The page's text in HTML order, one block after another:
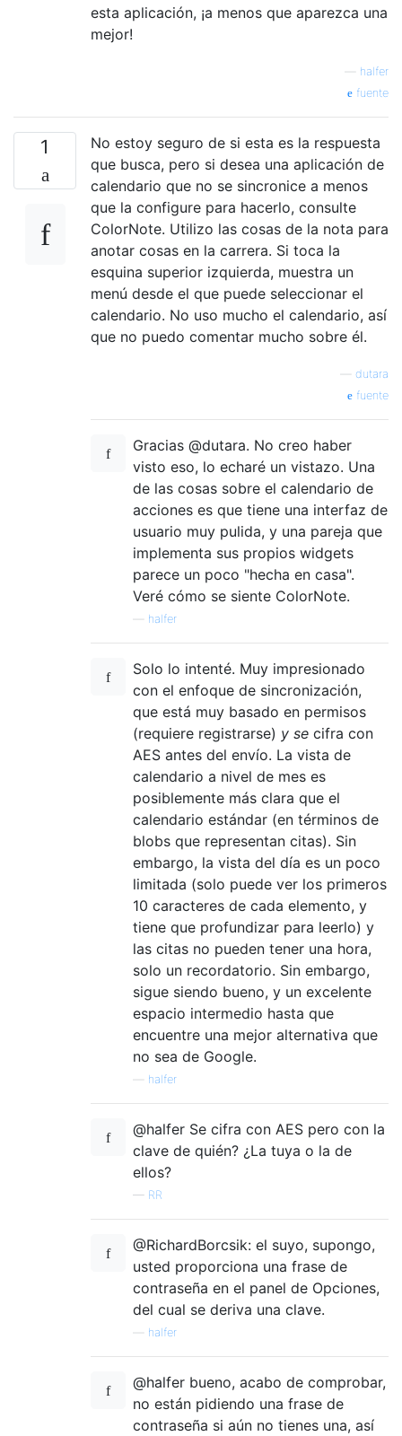
esta aplicación, ¡a menos que aparezca una
mejor!
halfer
fuente
1
No estoy seguro de si esta es la respuesta
que busca, pero si desea una aplicación de
calendario que no se sincronice a menos
que la configure para hacerlo, consulte
ColorNote. Utilizo las cosas de la nota para
anotar cosas en la carrera. Si toca la
esquina superior izquierda, muestra un
menú desde el que puede seleccionar el
calendario. No uso mucho el calendario, así
que no puedo comentar mucho sobre él.
dutara
fuente
Gracias @dutara. No creo haber
visto eso, lo echaré un vistazo. Una
de las cosas sobre el calendario de
acciones es que tiene una interfaz de
usuario muy pulida, y una pareja que
implementa sus propios widgets
parece un poco "hecha en casa".
Veré cómo se siente ColorNote.
halfer
Solo lo intenté. Muy impresionado
con el enfoque de sincronización,
que está muy basado en permisos
(requiere registrarse) y se cifra con
AES antes del envío. La vista de
calendario a nivel de mes es
posiblemente más clara que el
calendario estándar (en términos de
blobs que representan citas). Sin
embargo, la vista del día es un poco
limitada (solo puede ver los primeros
10 caracteres de cada elemento, y
tiene que profundizar para leerlo) y
las citas no pueden tener una hora,
solo un recordatorio. Sin embargo,
sigue siendo bueno, y un excelente
espacio intermedio hasta que
encuentre una mejor alternativa que
no sea de Google.
halfer
@halfer Se cifra con AES pero con la
clave de quién? ¿La tuya o la de
ellos?
— RR
@RichardBorcsik: el suyo, supongo,
usted proporciona una frase de
contraseña en el panel de Opciones,
del cual se deriva una clave.
halfer
@halfer bueno, acabo de comprobar,
no están pidiendo una frase de
contraseña si aún no tienes una, así